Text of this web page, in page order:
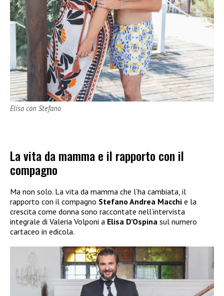
Elisa con Stefano
La vita da mamma e il rapporto con il
compagno
Ma non solo. La vita da mamma che l’ha cambiata, il
rapporto con il compagno Stefano Andrea Macchi e la
crescita come donna sono raccontate nell’intervista
integrale di Valeria Volponi a Elisa D’Ospina sul numero
cartaceo in edicola.